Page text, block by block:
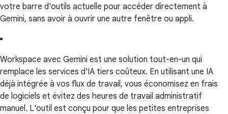
votre barre d'outils actuelle pour accéder directement à
Gemini, sans avoir à ouvrir une autre fenêtre ou appli.
Workspace avec Gemini est une solution tout-en-un qui
remplace les services d'IA tiers coûteux. En utilisant une IA
déjà intégrée à vos flux de travail, vous économisez en frais
de logiciels et évitez des heures de travail administratif
manuel. L'outil est conçu pour que les petites entreprises